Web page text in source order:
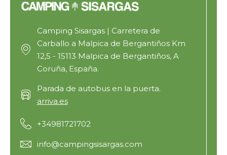
Camping Sisargas | Carretera de
Carballo a Malpica de Bergantiños Km
12,5 - 15113 Malpica de Bergantiños, A
Coruña, España.
Parada de autobus en la puerta.
arriva.es
+34981721702
info@campingsisargas.com